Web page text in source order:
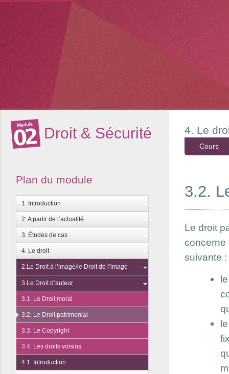
Droit & Sécurité
Plan du module
1. Introduction
2. A partir de l’actualité
3. Études de cas
4. Le droit
2.Le Droit à l’image/le Droit de l’image
3.Le Droit d’auteur
3.1. Le Droit moral
3.2. Le Droit patrimonial
3.3. Le Copyright
3.4. Les droits voisins
4.1. Introduction
4. Le
Cours
3.2.
Le droit
concerne
suivante :